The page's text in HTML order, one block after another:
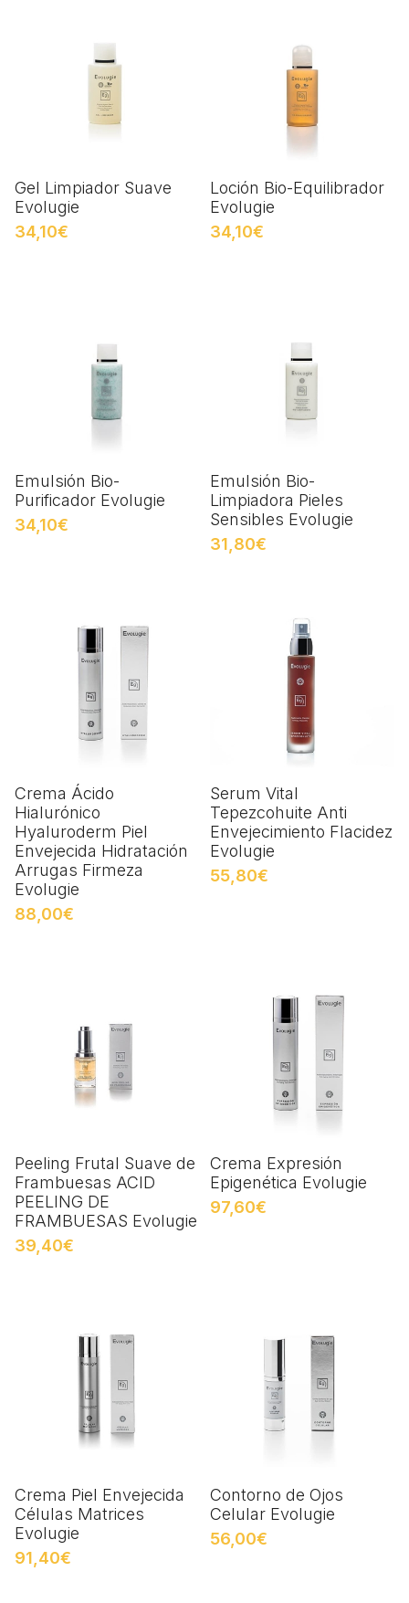
Gel Limpiador Suave
Evolugie
34,10€
Loción Bio-Equilibrador
Evolugie
34,10€
Emulsión Bio-
Purificador Evolugie
34,10€
Emulsión Bio-
Limpiadora Pieles
Sensibles Evolugie
31,80€
Crema Ácido
Hialurónico
Hyaluroderm Piel
Envejecida Hidratación
Arrugas Firmeza
Evolugie
88,00€
Serum Vital
Tepezcohuite Anti
Envejecimiento Flacidez
Evolugie
55,80€
Peeling Frutal Suave de
Frambuesas ACID
PEELING DE
FRAMBUESAS Evolugie
39,40€
Crema Expresión
Epigenética Evolugie
97,60€
Crema Piel Envejecida
Células Matrices
Evolugie
91,40€
Contorno de Ojos
Celular Evolugie
56,00€